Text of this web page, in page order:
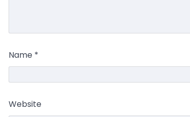
Name *
Website